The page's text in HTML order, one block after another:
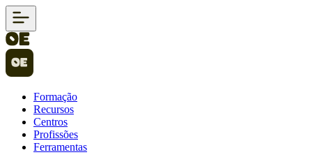
Formação
Recursos
Centros
Profissões
Ferramentas